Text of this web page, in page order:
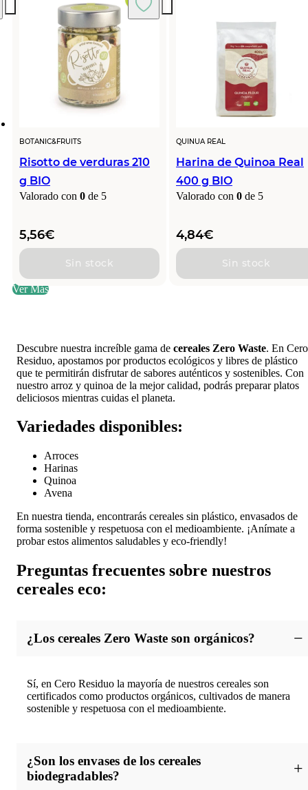
BOTANIC&FRUITS
Risotto de verduras 210
g BIO
Valorado con 0 de 5
5,56€
Sin stock
QUINUA REAL
Harina de Quinoa Real
400 g BIO
Valorado con 0 de 5
4,84€
Sin stock
Ver Más
Descubre nuestra increíble gama de cereales Zero Waste. En Cero
Residuo, apostamos por productos ecológicos y libres de plástico
que te permitirán disfrutar de sabores auténticos y sostenibles. Con
nuestro arroz y quinoa de la mejor calidad, podrás preparar platos
deliciosos mientras cuidas el planeta.
Variedades disponibles:
Arroces
Harinas
Quinoa
Avena
En nuestra tienda, encontrarás cereales sin plástico, envasados de
forma sostenible y respetuosa con el medioambiente. ¡Anímate a
probar estos alimentos saludables y eco-friendly!
Preguntas frecuentes sobre nuestros
cereales eco:
¿Los cereales Zero Waste son orgánicos?
Sí, en Cero Residuo la mayoría de nuestros cereales son
certificados como productos orgánicos, cultivados de manera
sostenible y respetuosa con el medioambiente.
¿Son los envases de los cereales
biodegradables?